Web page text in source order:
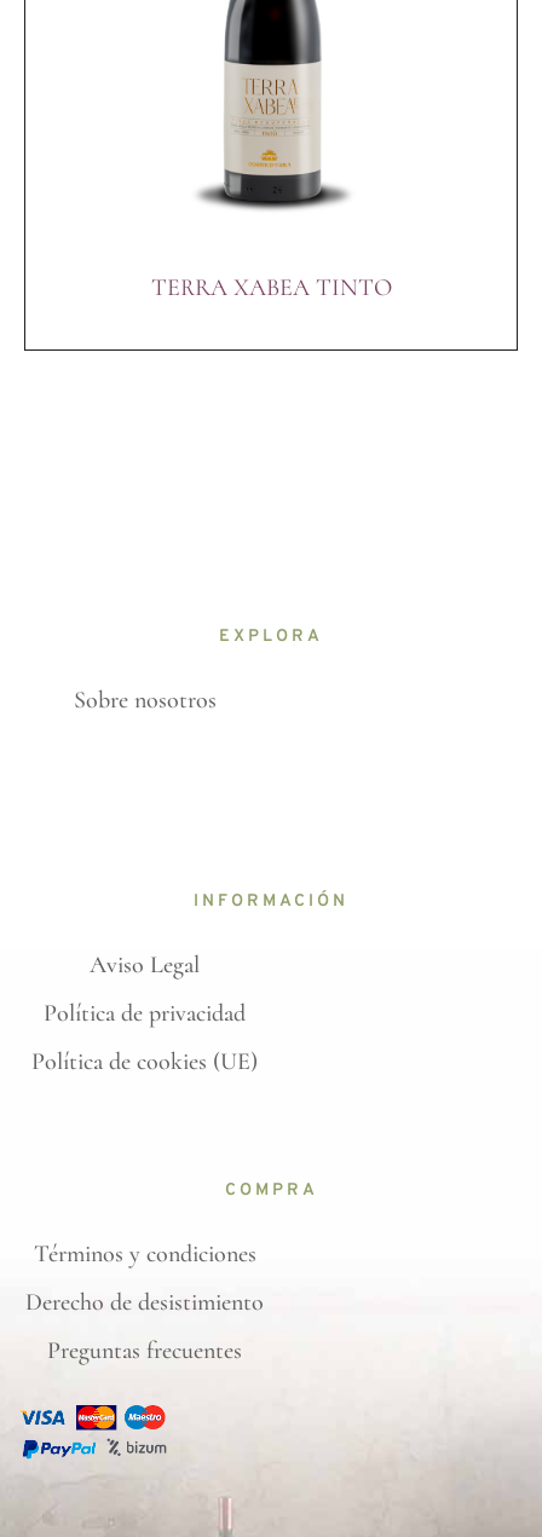
TERRA XABEA TINTO
EXPLORA
Sobre nosotros
INFORMACIÓN
Aviso Legal
Política de privacidad
Política de cookies (UE)
COMPRA
Términos y condiciones
Derecho de desistimiento
Preguntas frecuentes